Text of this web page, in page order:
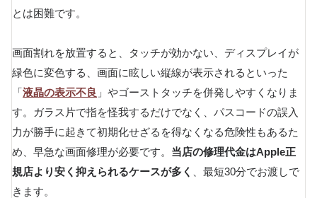
とは困難です。
画面割れを放置すると、タッチが効かない、ディスプレイが
緑色に変色する、画面に眩しい縦線が表示されるといった
「液晶の表示不良 」やゴーストタッチを併発しやすくなりま
す。ガラス片で指を怪我するだけでなく、パスコードの誤入
力が勝手に起きて初期化せざるを得なくなる危険性もあるた
め、早急な画面修理が必要です。 当店の修理代金はApple正
規店より安く抑えられるケースが多く
、最短30分でお渡しで
きます。